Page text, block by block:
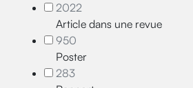
2022
Article dans une revue
950
Poster
283